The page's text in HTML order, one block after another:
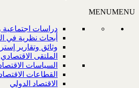
MENUMENU
دراسات اجتماعية
أبحاث نظرية في
وثائق وتقارير
الملتقى
السياسات
القطاعات
الاقتصاد الدولي